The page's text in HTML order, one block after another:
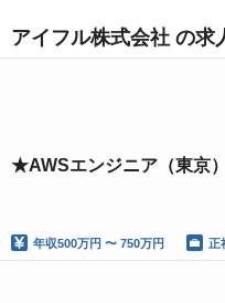
アイフル株式会社 の求
★AWSエンジニア（東京）
年収500万円 〜 750万円 正